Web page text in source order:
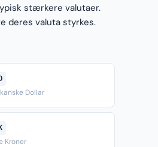
stærkere valutaer.
deres valuta styrkes.
Dollar
Kroner